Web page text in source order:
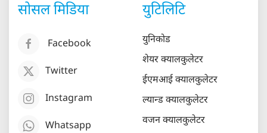
सोसल मिडिया
Facebook
Twitter
Instagram
Whatsapp
युटिलिटि
युनिकोड
शेयर क्यालकुलेटर
ईएमआई क्यालकुलेटर
ल्यान्ड क्यालकुलेटर
वजन क्यालकुलेटर